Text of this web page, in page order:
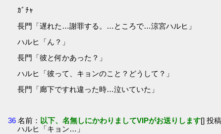
ｶﾞﾁｬ
長門「遅れた…謝罪する。…ところで…涼宮ハルヒ」
ハルヒ「ん？」
長門「彼と何かあった？」
ハルヒ「彼って、キョンのこと？どうして？」
長門「廊下ですれ違った時…泣いていた」
36 名前： 以下、名無しにかわりましてVIPがお送りします[] 投
ハルヒ「キョン…」